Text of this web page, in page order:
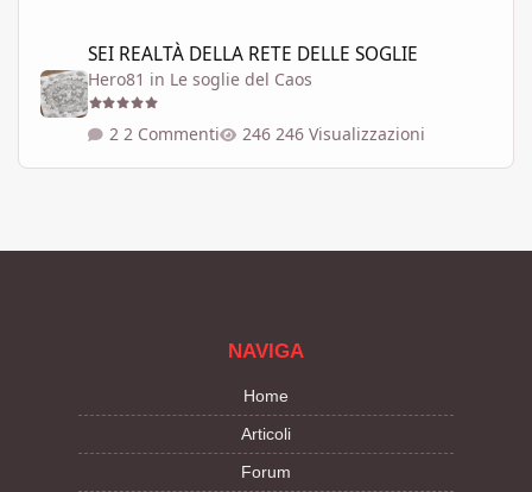
SEI REALTÀ DELLA RETE DELLE SOGLIE
Hero81 in Le soglie del Caos
2 Commenti 246 Visualizzazioni
NAVIGA
Home
Articoli
Forum